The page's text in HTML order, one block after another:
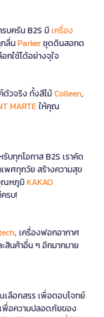
บครัน B2S มีเครื่อง
ลื่นParkerชุดดินสอกด
กใช้ได้อย่างจุใจ
ตัวจริง ทั้งสีไม้Colleen,
MARTEให้คุณ
ทุกโอกาส B2S เราคัด
พศทุกวัย สร้างความสุข
ณหภูมิKAKAO
ครบ!
, เครื่องฟอกอากาศ
สินค้าอื่น ๆ อีกมากมาย
ลือกสรร เพื่อตอบโจทย์
เพื่อความปลอดภัยของ